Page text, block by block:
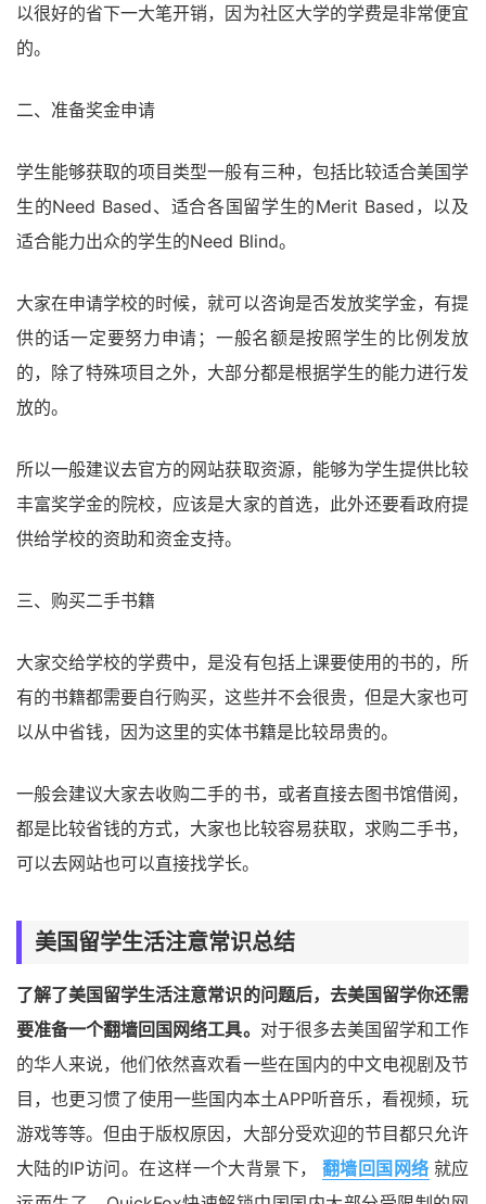
以很好的省下一大笔开销，因为社区大学的学费是非常便宜
的。
二、准备奖金申请
学生能够获取的项目类型一般有三种，包括比较适合美国学
生的Need Based、适合各国留学生的Merit Based，以及
适合能力出众的学生的Need Blind。
大家在申请学校的时候，就可以咨询是否发放奖学金，有提
供的话一定要努力申请；一般名额是按照学生的比例发放
的，除了特殊项目之外，大部分都是根据学生的能力进行发
放的。
所以一般建议去官方的网站获取资源，能够为学生提供比较
丰富奖学金的院校，应该是大家的首选，此外还要看政府提
供给学校的资助和资金支持。
三、购买二手书籍
大家交给学校的学费中，是没有包括上课要使用的书的，所
有的书籍都需要自行购买，这些并不会很贵，但是大家也可
以从中省钱，因为这里的实体书籍是比较昂贵的。
一般会建议大家去收购二手的书，或者直接去图书馆借阅，
都是比较省钱的方式，大家也比较容易获取，求购二手书，
可以去网站也可以直接找学长。
美国留学生活注意常识总结
了解了美国留学生活注意常识的问题后，去美国留学你还需
要准备一个翻墙回国网络工具。 对于很多去美国留学和工作
的华人来说，他们依然喜欢看一些在国内的中文电视剧及节
目，也更习惯了使用一些国内本土APP听音乐，看视频，玩
游戏等等。但由于版权原因，大部分受欢迎的节目都只允许
大陆的IP访问。在这样一个大背景下，
翻墙回国网络 就应